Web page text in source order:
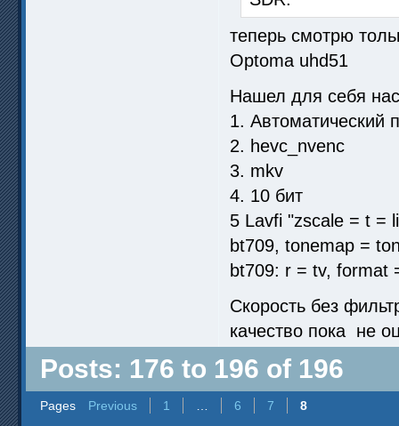
теперь смотрю
Optoma uhd51
Нашел для себя
1. Автоматический
2. hevc_nvenc
3. mkv
4. 10 бит
5 Lavfi "zscale = t =
bt709, tonemap =
bt709: r = tv, format
Скорость без
качество пока не
Posts: 176 to 196 of 196
Pages Previous 1 6 7 8